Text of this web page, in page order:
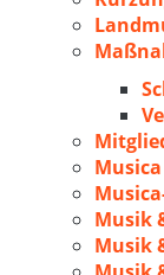
Musik
Musik